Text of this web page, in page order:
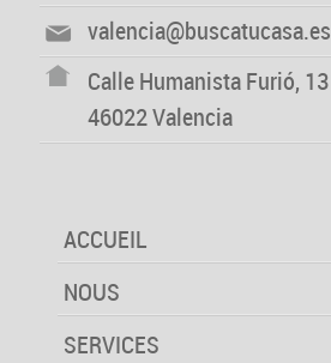
valencia@buscatucasa.es
Calle Humanista Furió, 13
46022 Valencia
ACCUEIL
NOUS
SERVICES